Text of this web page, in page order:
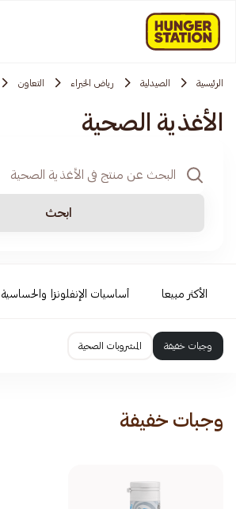
الرئيسية الصيدلية رياض الخبراء التعاون
الأغذية الصحية
ابحث
الأكثر مبيعا أساسيات الإنفلونزا والحساسية
وجبات خفيفة المشروبات الصحية
وجبات خفيفة